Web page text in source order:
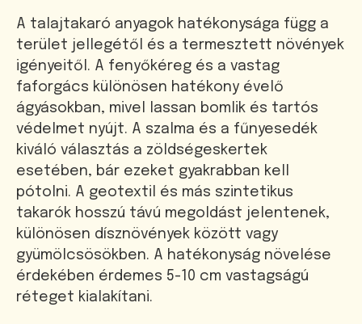
A talajtakaró anyagok hatékonysága függ a
terület jellegétől és a termesztett növények
igényeitől. A fenyőkéreg és a vastag
faforgács különösen hatékony évelő
ágyásokban, mivel lassan bomlik és tartós
védelmet nyújt. A szalma és a fűnyesedék
kiváló választás a zöldségeskertek
esetében, bár ezeket gyakrabban kell
pótolni. A geotextil és más szintetikus
takarók hosszú távú megoldást jelentenek,
különösen dísznövények között vagy
gyümölcsösökben. A hatékonyság növelése
érdekében érdemes 5-10 cm vastagságú
réteget kialakítani.